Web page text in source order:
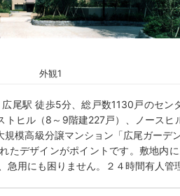
外観1
尾駅 徒歩5分、総戸数1130戸のセ
トヒル（8～9階建227戸）、ノース
規模高級分譲マンション「広尾ガーデ
たデザインがポイントです。敷地内
急用にも困りません。２４時間有人管